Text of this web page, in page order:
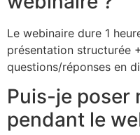
Le webinaire dure 1
présentation structurée
questions/réponses en
Puis-je poser
pendant le